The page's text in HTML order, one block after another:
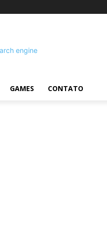
GAMES CONTATO